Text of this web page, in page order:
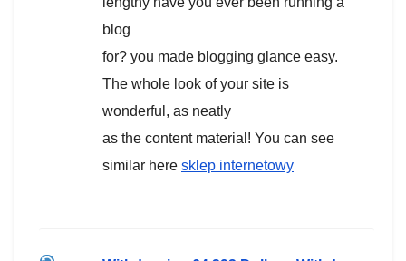
blog
for? you made blogging glance easy.
The whole look of your site is
wonderful, as neatly
as the content material! You can see
similar here sklep internetowy